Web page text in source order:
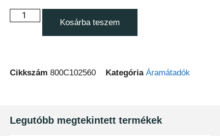
Kosárba teszem
Cikkszám 800C102560 Kategória Áramátadók
Legutóbb megtekintett termékek